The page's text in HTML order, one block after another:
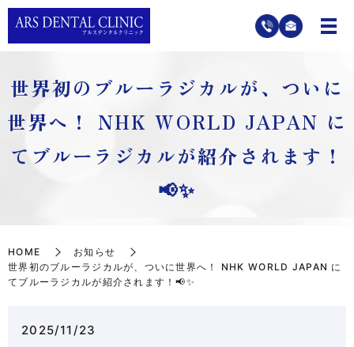
世界初のブルーラジカルが、ついに
世界へ！ NHK WORLD JAPAN に
てブルーラジカルが紹介されます！
📢✨
HOME
お知らせ
世界初のブルーラジカルが、ついに世界へ！ NHK WORLD JAPAN に
てブルーラジカルが紹介されます！📢✨
2025/11/23